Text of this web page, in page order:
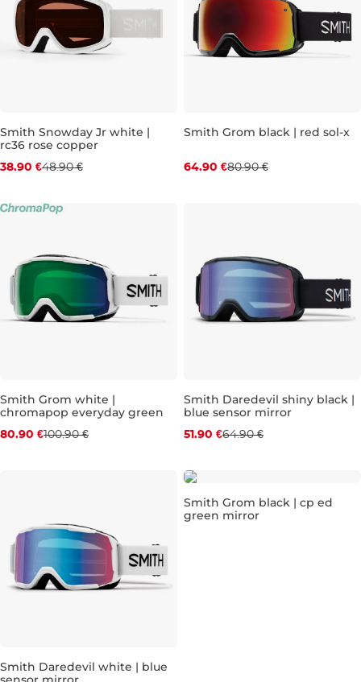
Smith Snowday Jr white |
rc36 rose copper
38.90 €48.90 €
Smith Grom black | red sol-x
64.90 €80.90 €
Smith Grom white |
chromapop everyday green
80.90 €100.90 €
Smith Daredevil shiny black |
blue sensor mirror
51.90 €64.90 €
Smith Daredevil white | blue
Smith Grom black | cp ed
green mirror